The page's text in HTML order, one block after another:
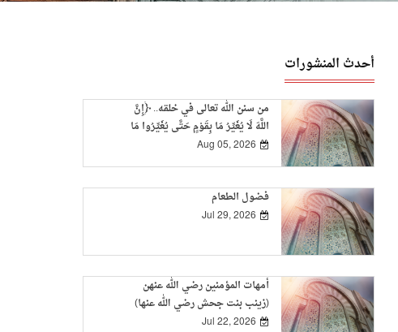
أحدث المنشورات
من سنن الله تعالى في خلقه.. ﴿إِنَّ
اللَّهَ لَا يُغَيِّرُ مَا بِقَوْمٍ حَتَّى يُغَيِّرُوا مَا
بِأَنْفُسِهِمْ﴾
Aug 05, 2026
فضول الطعام
Jul 29, 2026
أمهات المؤمنين رضي الله عنهن
(زينب بنت جحش رضي الله عنها)
Jul 22, 2026